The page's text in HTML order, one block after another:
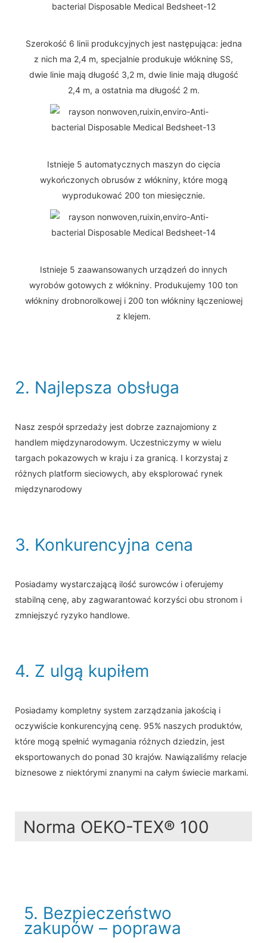
Szerokość 6 linii produkcyjnych jest następująca: jedna
z nich ma 2,4 m, specjalnie produkuje włókninę SS,
dwie linie mają długość 3,2 m, dwie linie mają długość
2,4 m, a ostatnia ma długość 2 m.
Istnieje 5 automatycznych maszyn do cięcia
wykończonych obrusów z włókniny, które mogą
wyprodukować 200 ton miesięcznie.
Istnieje 5 zaawansowanych urządzeń do innych
wyrobów gotowych z włókniny. Produkujemy 100 ton
włókniny drobnorolkowej i 200 ton włókniny łączeniowej
z klejem.
2. Najlepsza obsługa
Nasz zespół sprzedaży jest dobrze zaznajomiony z
handlem międzynarodowym. Uczestniczymy w wielu
targach pokazowych w kraju i za granicą. I korzystaj z
różnych platform sieciowych, aby eksplorować rynek
międzynarodowy
3. Konkurencyjna cena
Posiadamy wystarczającą ilość surowców i oferujemy
stabilną cenę, aby zagwarantować korzyści obu stronom i
zmniejszyć ryzyko handlowe.
4. Z ulgą kupiłem
Posiadamy kompletny system zarządzania jakością i
oczywiście konkurencyjną cenę. 95% naszych produktów,
które mogą spełnić wymagania różnych dziedzin, jest
eksportowanych do ponad 30 krajów. Nawiązaliśmy relacje
biznesowe z niektórymi znanymi na całym świecie markami.
Norma OEKO-TEX® 100
5. Bezpieczeństwo
zakupów – poprawa